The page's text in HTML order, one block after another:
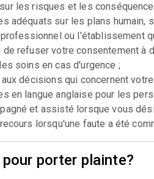
les risques et les
adéquats sur les plans
ou l'établissement
de refuser votre consentement à
soins en cas d'urgence ;
décisions qui concernent
en langue anglaise pour les
et assisté lorsque vous
lorsqu'une faute a été
pour porter plainte?